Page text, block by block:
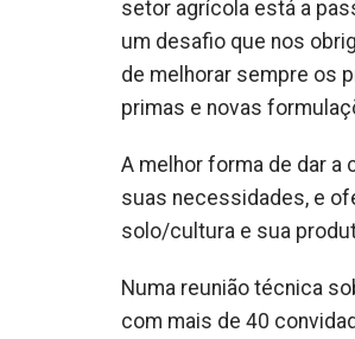
setor agrícola está a
um desafio que nos
de melhorar sempre os
primas e novas
A melhor forma de dar a
suas necessidades, e
solo/cultura e sua
Numa reunião técnica
com mais de 40